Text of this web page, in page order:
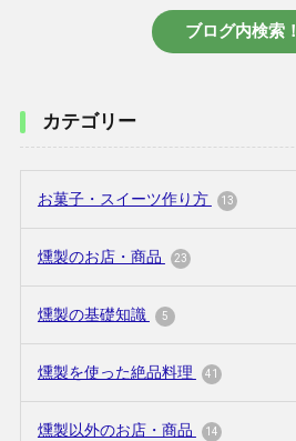
ブログ内検索！
カテゴリー
お菓子・スイーツ作り方 13
燻製のお店・商品 23
燻製の基礎知識 5
燻製を使った絶品料理 41
燻製以外のお店・商品 14